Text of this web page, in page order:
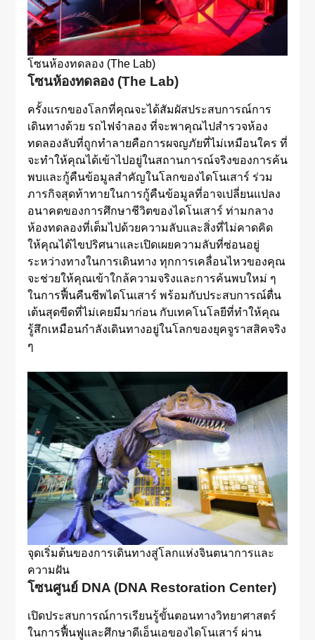
โซนห้องทดลอง (The Lab)
โซนห้องทดลอง (The Lab)
ครั้งแรกของโลกที่คุณจะได้สัมผัสประสบการณ์การ
เดินทางด้วย รถไฟจำลอง ที่จะพาคุณไปสำรวจห้อง
ทดลองลับที่ถูกทำลายคือการผจญภัยที่ไม่เหมือนใคร ที่
จะทำให้คุณได้เข้าไปอยู่ในสถานการณ์จริงของการค้น
พบและกู้คืนข้อมูลสำคัญในโลกของไดโนเสาร์ ร่วม
ภารกิจสุดท้าทายในการกู้คืนข้อมูลที่อาจเปลี่ยนแปลง
อนาคตของการศึกษาชีวิตของไดโนเสาร์ ท่ามกลาง
ห้องทดลองที่เต็มไปด้วยความลับและสิ่งที่ไม่คาดคิด
ให้คุณได้ไขปริศนาและเปิดเผยความลับที่ซ่อนอยู่
ระหว่างทางในการเดินทาง ทุกการเคลื่อนไหวของคุณ
จะช่วยให้คุณเข้าใกล้ความจริงและการค้นพบใหม่ ๆ
ในการฟื้นคืนชีพไดโนเสาร์ พร้อมกับประสบการณ์ตื่น
เต้นสุดขีดที่ไม่เคยมีมาก่อน กับเทคโนโลยีที่ทำให้คุณ
รู้สึกเหมือนกำลังเดินทางอยู่ในโลกของยุคจูราสสิคจริง
ๆ
จุดเริ่มต้นของการเดินทางสู่โลกแห่งจินตนาการและ
ความฝัน
โซนศูนย์ DNA (DNA Restoration Center)
เปิดประสบการณ์การเรียนรู้ขั้นตอนทางวิทยาศาสตร์
ในการฟื้นฟูและศึกษาดีเอ็นเอของไดโนเสาร์ ผ่าน